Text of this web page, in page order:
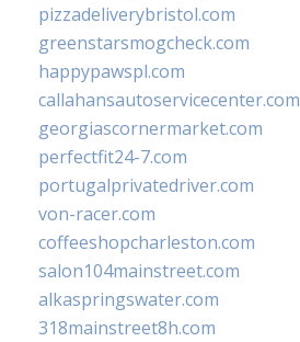
pizzadeliverybristol.com
greenstarsmogcheck.com
happypawspl.com
callahansautoservicecenter.com
georgiascornermarket.com
perfectfit24-7.com
portugalprivatedriver.com
von-racer.com
coffeeshopcharleston.com
salon104mainstreet.com
alkaspringswater.com
318mainstreet8h.com